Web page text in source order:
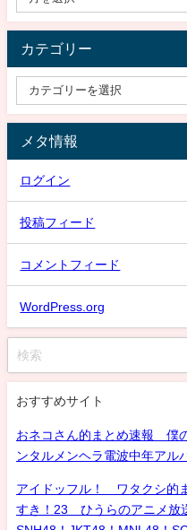
カテゴリー
メタ情報
ログイン
投稿フィード
コメントフィード
WordPress.org
おすすめサイト
おネコさん的まとめ速報 僕
ンタルメンヘラ電波中年アル
アイドッフル！ ワタクシ的
すき！23 ひうらのアニメ放